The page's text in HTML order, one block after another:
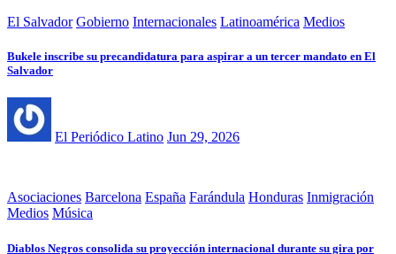
El Salvador Gobierno Internacionales Latinoamérica Medios
Bukele inscribe su precandidatura para aspirar a un tercer mandato en El
Salvador
El Periódico Latino Jun 29, 2026
Asociaciones Barcelona España Farándula Honduras Inmigración
Medios Música
Diablos Negros consolida su proyección internacional durante su gira por